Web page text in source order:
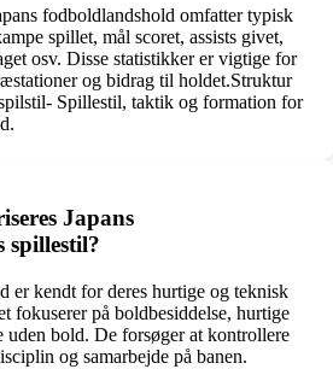
fodboldlandshold omfatter typisk
spillet, mål scoret, assists givet,
osv. Disse statistikker er vigtige for
og bidrag til holdet.Struktur
Spillestil, taktik og formation for
Japans
spillestil?
er kendt for deres hurtige og teknisk
fokuserer på boldbesiddelse, hurtige
uden bold. De forsøger at kontrollere
og samarbejde på banen.